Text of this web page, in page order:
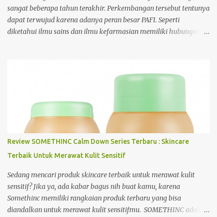
ilmu yang mengikuti perkembangan zaman. Seperti diketahui,
saat ini merupakan zaman digital yang memung...
sangat beberapa tahun terakhir. Perkembangan tersebut tentunya
dapat terwujud karena adanya peran besar PAFI. Seperti
diketahui ilmu sains dan ilmu kefarmasian memiliki hubungan
sehingga sains di Indonesia dapat berkembang? Untuk
bagi praktisi dan akademisi di dunia farmasi Perkembangan sains
di Indonesia tentunya tidak langsung berkembang secara cepat.
Perkembangan tersebut dipengaruhi oleh beberapa faktor, salah
satunya terbentuknya organisasi PAFI. Pada awal terbentuknya
para asisten apoteker. Namun seiring berjalannya waktu, PAFI
mengalami evolusi yang cepat sehingga berubah menjadi
organisasi profesi kefarmasian yang menaungi ahli ma...
Review SOMETHINC Calm Down Series Terbaru : Skincare
Terbaik Untuk Merawat Kulit Sensitif
Sedang mencari produk skincare terbaik untuk merawat kulit
sensitif? Jika ya, ada kabar bagus nih buat kamu, karena
Somethinc memiliki rangkaian produk terbaru yang bisa
diandalkan untuk merawat kulit sensitifmu. SOMETHINC adalah